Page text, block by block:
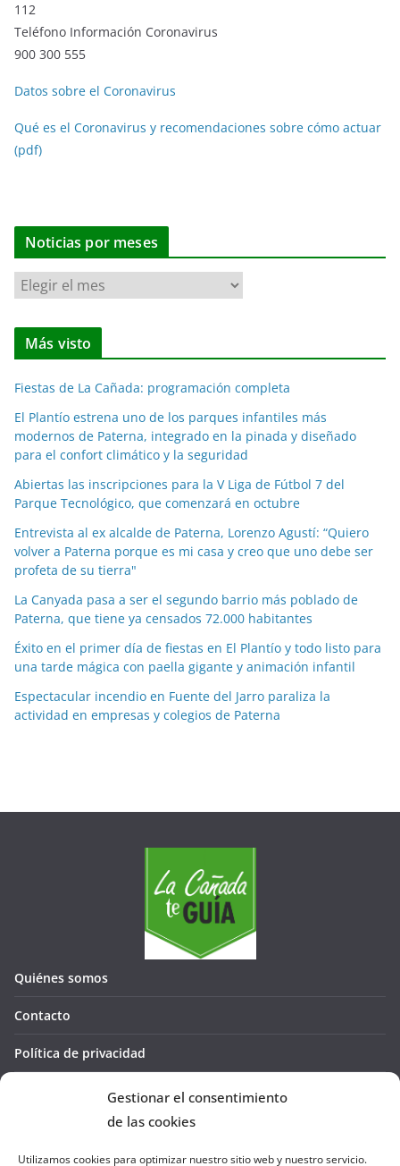
Gestionar el consentimiento
de las cookies
Utilizamos cookies para optimizar nuestro sitio web y nuestro servicio.
112
Teléfono Información Coronavirus
900 300 555
Datos sobre el Coronavirus
Qué es el Coronavirus y recomendaciones sobre cómo actuar
(pdf)
Noticias por meses
N
t
i
a
s
p
o
r
m
e
s
e
s
Más visto
Fiestas de La Cañada: programación completa
El Plantío estrena uno de los parques infantiles más
modernos de Paterna, integrado en la pinada y diseñado
para el confort climático y la seguridad
Abiertas las inscripciones para la V Liga de Fútbol 7 del
Parque Tecnológico, que comenzará en octubre
Entrevista al ex alcalde de Paterna, Lorenzo Agustí: “Quiero
volver a Paterna porque es mi casa y creo que uno debe ser
profeta de su tierra"
La Canyada pasa a ser el segundo barrio más poblado de
Paterna, que tiene ya censados 72.000 habitantes
Éxito en el primer día de fiestas en El Plantío y todo listo para
una tarde mágica con paella gigante y animación infantil
Espectacular incendio en Fuente del Jarro paraliza la
actividad en empresas y colegios de Paterna
Quiénes somos
Contacto
Política de privacidad
Política de cookies (UE)